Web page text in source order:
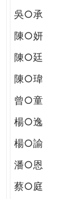
吳○承
陳○妍
陳○廷
陳○瑋
曾○童
楊○逸
楊○諭
潘○恩
蔡○庭